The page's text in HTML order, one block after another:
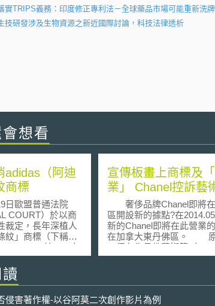
實TRIPS義務：印度修正專利法－全球藥品市場可能重新洗
技研發涉及生物資源之新近國際討論，科技法律透析
想看
adidas（阿迪
商標
歐盟普通法院
COURT）於以商
裁定，長年深植人
紋」商標（下稱系
歐盟智慧財產局提
figurative mark）之
商標用途為服裝、
BVBA依相
宣傳板畫上商標及
業」 Chanel控訴藝
奢侈品牌Chanel即將在
區開設新的據點?在
新的Chanel即將在此營業
在加拿大東丹佛區。 原
一個名為丹佛藝術節（Art
Danforth）即將於
Mahmood Popal負責構思，
侵害著作權-以谷阿莫二次創作影片為例